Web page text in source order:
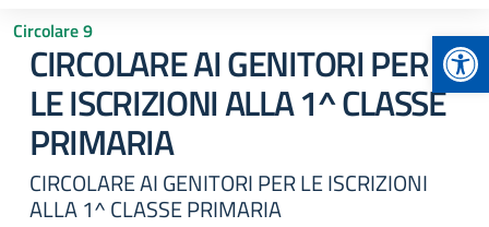
Circolare 9
CIRCOLARE AI GENITORI PER
LE ISCRIZIONI ALLA 1^ CLASSE
PRIMARIA
CIRCOLARE AI GENITORI PER LE ISCRIZIONI
ALLA 1^ CLASSE PRIMARIA